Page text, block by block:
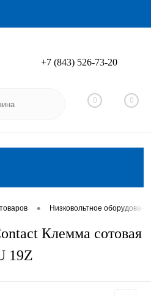
Вход
+7 (843) 526-73-20
0 0
• Низковольтное
Клемма сотовая
19Z